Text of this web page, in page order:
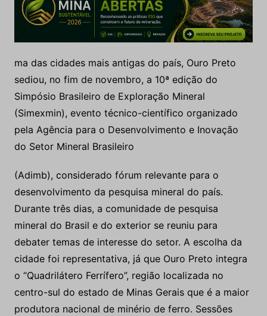
ma das cidades mais antigas do país, Ouro Preto
sediou, no fim de novembro, a 10ª edição do
Simpósio Brasileiro de Exploração Mineral
(Simexmin), evento técnico-científico organizado
pela Agência para o Desenvolvimento e Inovação
do Setor Mineral Brasileiro
(Adimb), considerado fórum relevante para o
desenvolvimento da pesquisa mineral do país.
Durante três dias, a comunidade de pesquisa
mineral do Brasil e do exterior se reuniu para
debater temas de interesse do setor. A escolha da
cidade foi representativa, já que Ouro Preto integra
o “Quadrilátero Ferrífero”, região localizada no
centro-sul do estado de Minas Gerais que é a maior
produtora nacional de minério de ferro. Sessões